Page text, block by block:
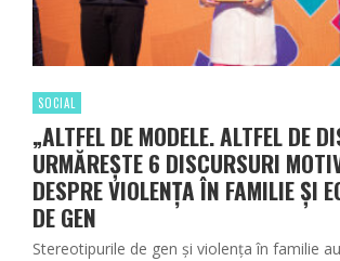
SOCIAL
„ALTFEL DE MODELE. ALTFEL DE
URMĂREȘTE 6 DISCURSURI
DESPRE VIOLENȚA ÎN FAMILIE ȘI
DE GEN
Stereotipurile de gen și violența în familie